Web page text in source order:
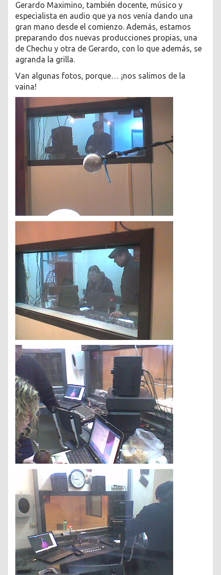
Gerardo Maximino, también docente, músico y
especialista en audio que ya nos venía dando una
gran mano desde el comienzo. Además, estamos
preparando dos nuevas producciones propias, una
de Chechu y otra de Gerardo, con lo que además, se
agranda la grilla.
Van algunas fotos, porque… ¡nos salimos de la
vaina!